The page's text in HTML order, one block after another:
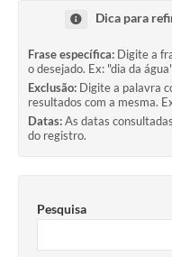
Dica para
Frase específica: Digite a
o desejado. Ex: "dia da
Exclusão: Digite a palavra
resultados com a mesma.
Datas:As datas
do registro.
Pesquisa